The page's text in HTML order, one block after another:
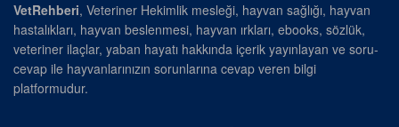
VetRehberi, Veteriner Hekimlik mesleği, hayvan sağlığı, hayvan
hastalıkları, hayvan beslenmesi, hayvan ırkları, ebooks, sözlük,
veteriner ilaçlar, yaban hayatı hakkında içerik yayınlayan ve soru-
cevap ile hayvanlarınızın sorunlarına cevap veren bilgi
platformudur.